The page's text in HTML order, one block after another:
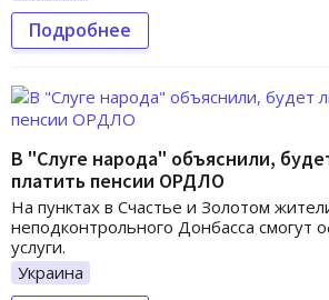
Подробнее
В "Слуге народа" объяснили,
платить пенсии ОРДЛО
На пунктах в Счастье и Золотом
неподконтрольного Донбасса смогут
услуги.
Украина